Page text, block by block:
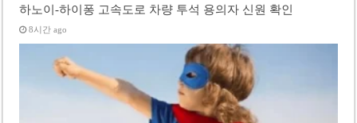
하노이-하이퐁 고속도로 차량 투석 용의자 신원 확인
8시간 ago